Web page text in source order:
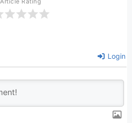
Login